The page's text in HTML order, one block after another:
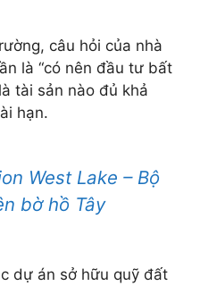
câu hỏi của nhà
là “có nên đầu tư bất
tài sản nào đủ khả
hạn.
West Lake – Bộ
bờ hồ Tây
dự án sở hữu quỹ đất